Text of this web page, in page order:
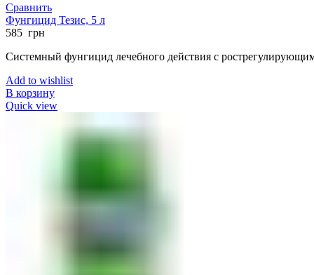
Сравнить
Фунгицид Тезис, 5 л
585 грн
Системный фунгицид лечебного действия с
Add to wishlist
В корзину
Quick view